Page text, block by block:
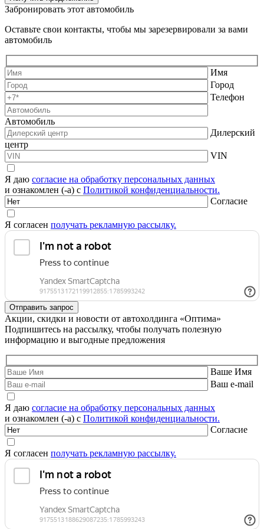
Забронировать этот автомобиль
Оставьте свои контакты, чтобы мы зарезервировали за вами
автомобиль
Имя
Город
Телефон
Автомобиль
Дилерский
центр
VIN
Я даю согласие на обработку персональных данных
и ознакомлен (-а) с Политикой конфиденциальности.
Согласие
Я согласен получать рекламную рассылку.
Акции, скидки и новости от автохолдинга «Оптима»
Подпишитесь на рассылку, чтобы получать полезную
информацию и выгодные предложения
Ваше Имя
Ваш e-mail
Я даю согласие на обработку персональных данных
и ознакомлен (-а) с Политикой конфиденциальности.
Согласие
Я согласен получать рекламную рассылку.